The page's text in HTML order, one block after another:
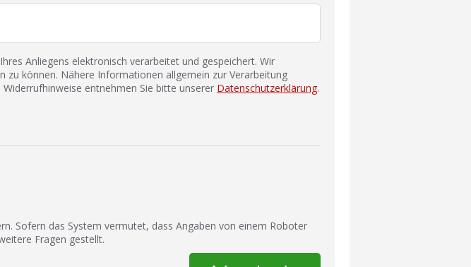
Anliegens elektronisch verarbeitet und gespeichert. Wir
können. Nähere Informationen allgemein zur Verarbeitung
entnehmen Sie bitte unserer Datenschutzerklärung.
Sofern das System vermutet, dass Angaben von einem Roboter
Fragen gestellt.